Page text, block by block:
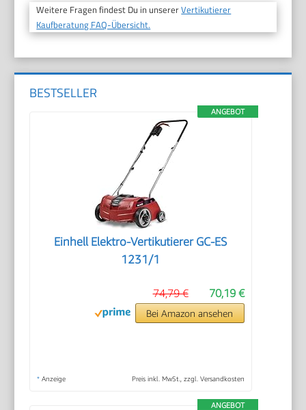
Weitere Fragen findest Du in unsererVertikutierer
Kaufberatung FAQ-Übersicht.
BESTSELLER
ANGEBOT
Einhell Elektro-Vertikutierer GC-ES
1231/1
70,19 €
74,79 €
Bei Amazon ansehen
* Anzeige Preis inkl. MwSt., zzgl. Versandkosten
ANGEBOT